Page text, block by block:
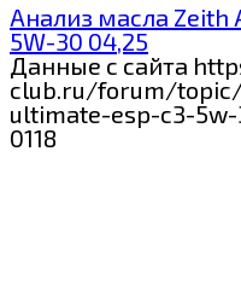
Анализ масла Zeith
5W-30 04,25
Данные с сайта
club.ru/forum/
ultimate-esp-c3-
0118